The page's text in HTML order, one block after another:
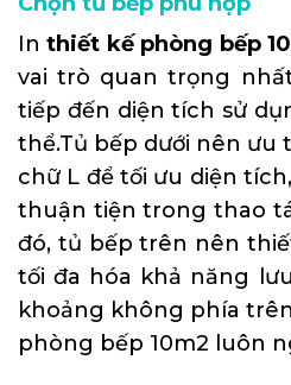
Inthiết kế phòng bếp
vai trò quan trọng
tiếp đến diện tích sử
thể.Tủ bếp dưới nên ưu
chữ L để tối ưu diện
thuận tiện trong thao
đó, tủ bếp trên nên
tối đa hóa khả năng
khoảng không phía
phòng bếp 10m2 luôn